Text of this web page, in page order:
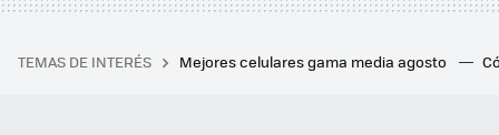
TEMAS DE INTERÉS Mejores celulares gama media agosto